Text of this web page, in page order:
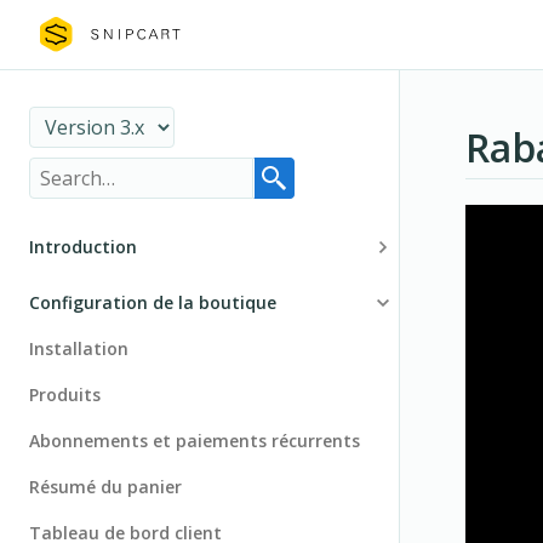
Introduction
Principes de base
Sécurité
Guide de migration
Configuration de la boutique
Installation
Produits
Abonnements et paiements récurrents
Résumé du panier
Tableau de bord client